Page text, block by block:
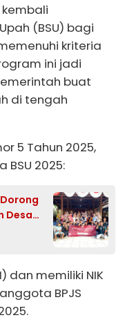
(BSU) bagi
kriteria
ini jadi
buat
di tengah
5 Tahun 2025,
2025:
Dorong
Desa
dan memiliki NIK
BPJS